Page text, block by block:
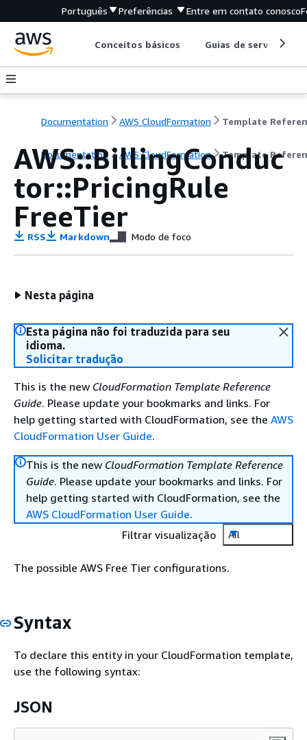
Português Preferências Entre em contato conosco
Conceitos básicos Guias de serviço
Documentation AWS CloudFormation Template
Documentation AWS CloudFormation Template
AWS::BillingConduc
tor::PricingRule
FreeTier
RSS Markdown Modo de foco
Nesta página
Esta página não foi traduzida para seu
idioma.
Solicitar tradução
This is the new CloudFormation Template Reference
Guide. Please update your bookmarks and links. For
help getting started with CloudFormation, see the AWS
CloudFormation User Guide.
This is the new CloudFormation Template Reference
Guide. Please update your bookmarks and links. For
help getting started with CloudFormation, see the
AWS CloudFormation User Guide.
Filtrar visualização
All
The possible AWS Free Tier configurations.
Syntax
To declare this entity in your CloudFormation template,
use the following syntax:
JSON